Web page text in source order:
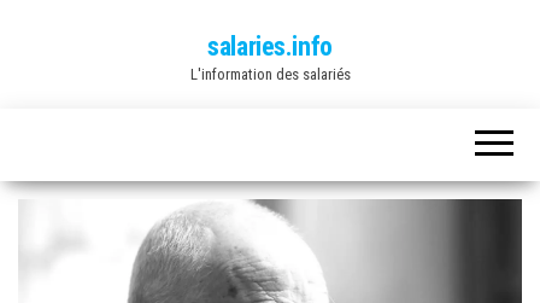
salaries.info
L'information des salariés